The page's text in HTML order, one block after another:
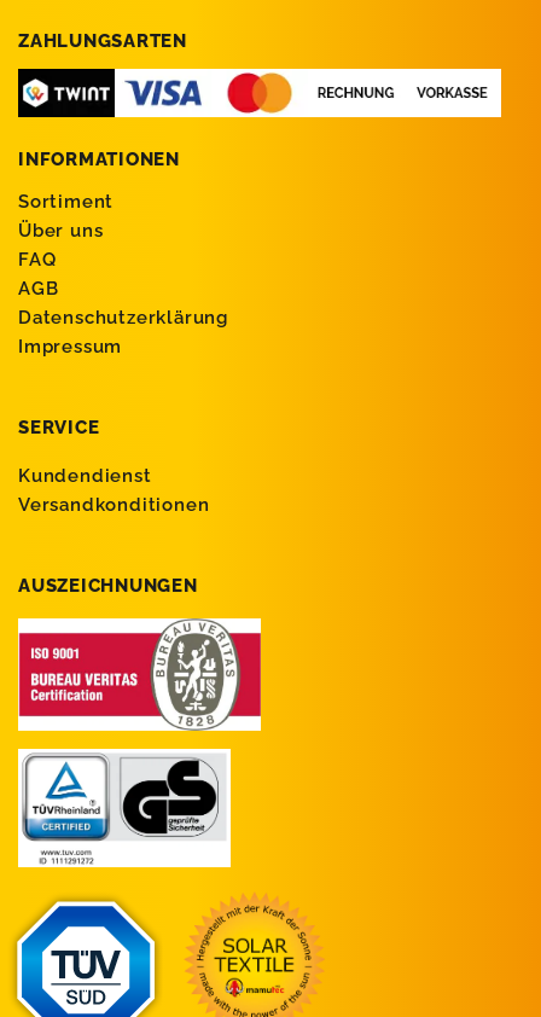
ZAHLUNGSARTEN
INFORMATIONEN
Sortiment
Über uns
FAQ
AGB
Datenschutzerklärung
Impressum
SERVICE
Kundendienst
Versandkonditionen
AUSZEICHNUNGEN